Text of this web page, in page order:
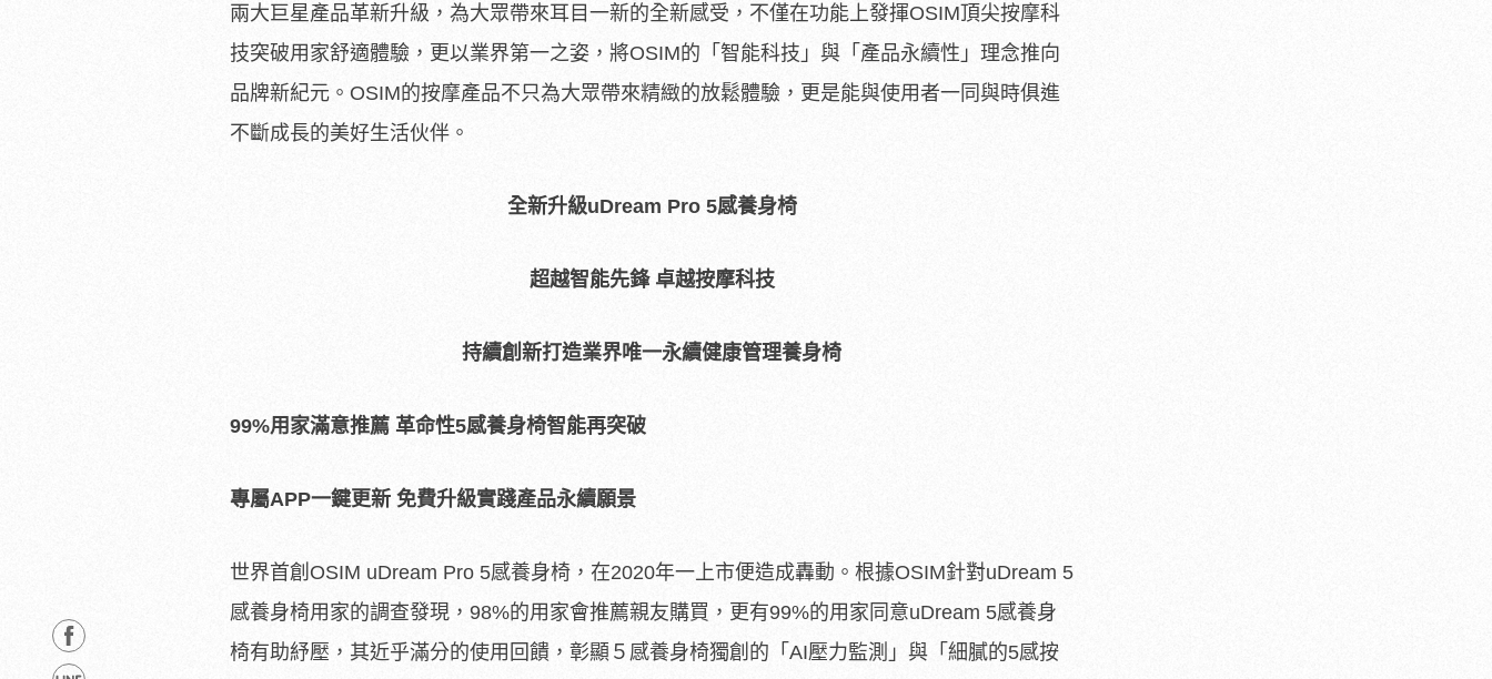
兩大巨星產品革新升級，為大眾帶來耳目一新的全新感受，不僅在功能上發揮OSIM頂尖按摩科
技突破用家舒適體驗，更以業界第一之姿，將OSIM的「智能科技」與「產品永續性」理念推向
品牌新紀元。OSIM的按摩產品不只為大眾帶來精緻的放鬆體驗，更是能與使用者一同與時俱進
不斷成長的美好生活伙伴。
全新升級uDream Pro 5感養身椅
超越智能先鋒 卓越按摩科技
持續創新打造業界唯一永續健康管理養身椅
99%用家滿意推薦 革命性5感養身椅智能再突破
專屬APP一鍵更新 免費升級實踐產品永續願景
世界首創OSIM uDream Pro 5感養身椅，在2020年一上市便造成轟動。根據OSIM針對uDream 5
感養身椅用家的調查發現，98%的用家會推薦親友購買，更有99%的用家同意uDream 5感養身
椅有助紓壓，其近乎滿分的使用回饋，彰顯５感養身椅獨創的「AI壓力監測」與「細膩的5感按